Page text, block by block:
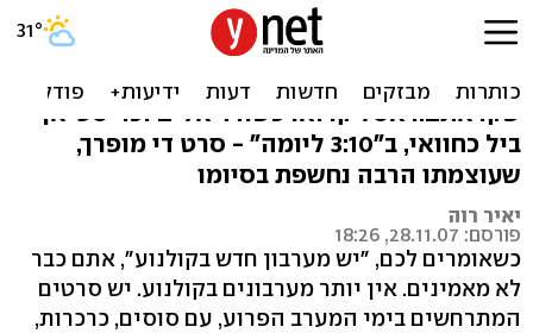
התחנה האחרונה
יש מערבון חדש בעיר. כן, מערבון, מה
שקראתם.ראסל קרואו כשודד אלים וכריסטיאן
ביל כחוואי, ב"3:10 ליומה" - סרט די מופרך,
שעוצמתו הרבה נחשפת בסיומו
יאיר רוה
פורסם: 28.11.07, 18:26
כשאומרים לכם, "יש מערבון חדש בקולנוע", אתם כבר
לא מאמינים. אין יותר מערבונים בקולנוע. יש סרטים
המתרחשים בימי המערב הפרוע, עם סוסים, כרכרות,